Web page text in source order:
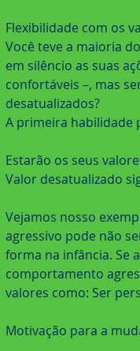
Flexibilidade com os
Você teve a maioria
em silêncio as suas
confortáveis –, mas
desatualizados?
A primeira habilidade
Estarão os seus
Valor desatualizado
Vejamos nosso
agressivo pode não
forma na infância. Se
comportamento
valores como: Ser
Motivação para a